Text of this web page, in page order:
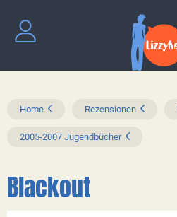
Home Rezensionen
2005-2007 Jugendbücher
Blackout